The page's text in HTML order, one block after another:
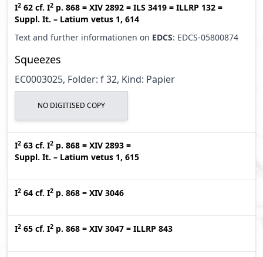
I2 62 cf. I2 p. 868 = XIV 2892 = ILS 3419 = ILLRP 132 =
Suppl. It. – Latium vetus 1, 614
Text and further informationen on EDCS: EDCS-05800874
Squeezes
EC0003025, Folder: f 32, Kind: Papier
NO DIGITISED COPY
I2 63 cf. I2 p. 868 = XIV 2893 =
Suppl. It. – Latium vetus 1, 615
I2 64 cf. I2 p. 868 = XIV 3046
I2 65 cf. I2 p. 868 = XIV 3047 = ILLRP 843